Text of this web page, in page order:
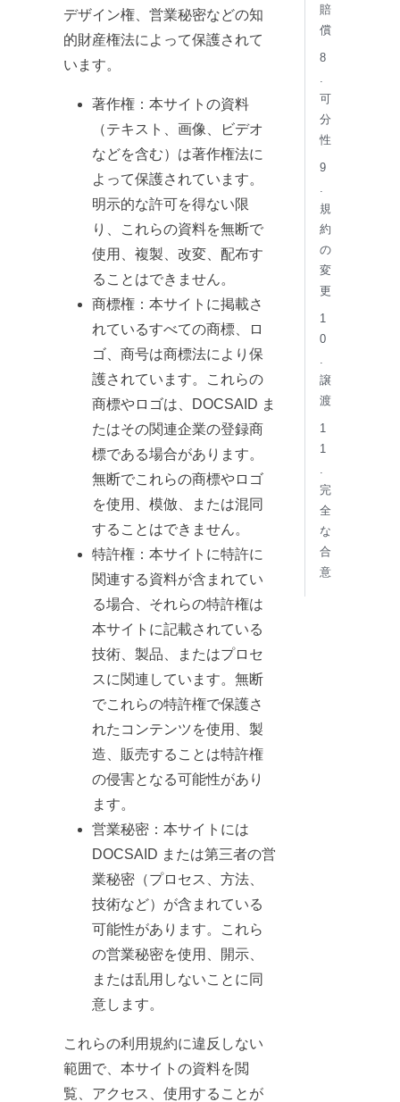
デザイン権、営業秘密などの知
的財産権法によって保護されて
います。
著作権：本サイトの資料
（テキスト、画像、ビデオ
などを含む）は著作権法に
よって保護されています。
明示的な許可を得ない限
り、これらの資料を無断で
使用、複製、改変、配布す
ることはできません。
商標権：本サイトに掲載さ
れているすべての商標、ロ
ゴ、商号は商標法により保
護されています。これらの
商標やロゴは、DOCSAID ま
たはその関連企業の登録商
標である場合があります。
無断でこれらの商標やロゴ
を使用、模倣、または混同
することはできません。
特許権：本サイトに特許に
関連する資料が含まれてい
る場合、それらの特許権は
本サイトに記載されている
技術、製品、またはプロセ
スに関連しています。無断
でこれらの特許権で保護さ
れたコンテンツを使用、製
造、販売することは特許権
の侵害となる可能性があり
ます。
営業秘密：本サイトには
DOCSAID または第三者の営
業秘密（プロセス、方法、
技術など）が含まれている
可能性があります。これら
の営業秘密を使用、開示、
または乱用しないことに同
意します。
これらの利用規約に違反しない
範囲で、本サイトの資料を閲
覧、アクセス、使用することが
賠
償
8
.
可
分
性
9
.
規
約
の
変
更
1
0
.
譲
渡
1
1
.
完
全
な
合
意